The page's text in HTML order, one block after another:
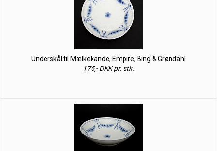
Underskål til Mælkekande, Empire, Bing & Grøndahl
175,- DKK pr. stk.